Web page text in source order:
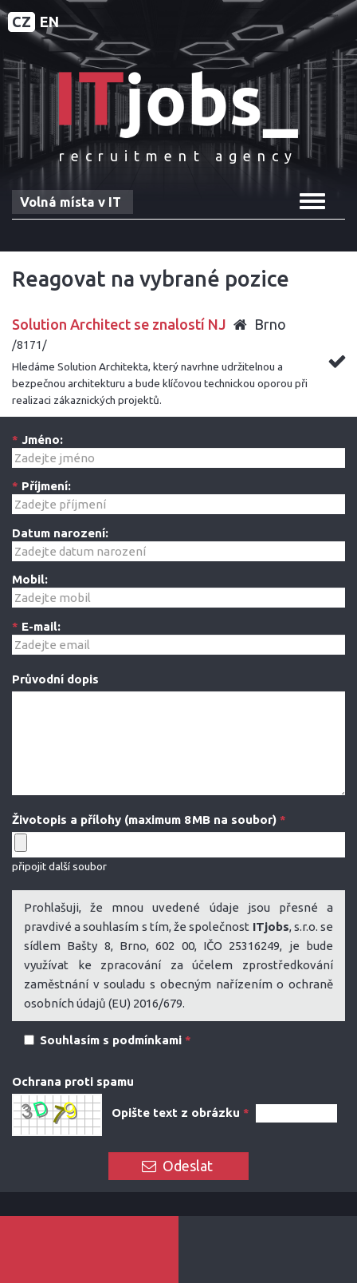
CZ EN
recruitment agency
Toggle
Volná místa v IT
Reagovat na vybrané pozice
Solution Architect se znalostí NJ Brno
/8171/
Hledáme Solution Architekta, který navrhne udržitelnou a
bezpečnou architekturu a bude klíčovou technickou oporou při
realizaci zákaznických projektů.
* Jméno:
* Příjmení:
Datum narození:
Mobil:
* E-mail:
Průvodní dopis
Životopis a přílohy (maximum 8 MB na soubor) *
připojit další soubor
Prohlašuji, že mnou uvedené údaje jsou přesné a
pravdivé a souhlasím s tím, že společnost ITjobs, s.r.o. se
sídlem Bašty 8, Brno, 602 00, IČO 25316249, je bude
využívat ke zpracování za účelem zprostředkování
zaměstnání v souladu s obecným nařízením o ochraně
osobních údajů (EU) 2016/679.
Souhlasím s podmínkami *
Ochrana proti spamu
Opište text z obrázku *
Odeslat